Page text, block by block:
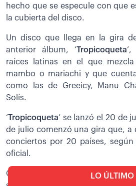
LO ÚLTIMO
hecho que se especule con que
la cubierta del disco.
Un disco que llega en la gira
anterior álbum, ‘Tropicoqueta
raíces latinas en el que
mambo o mariachi y que
como las de Greeicy, Manu
Solís.
‘Tropicoqueta’ se lanzó el 20 de
de julio comenzó una gira que, a
conciertos por 20 países,
oficial.
Con dos primeros conciertos